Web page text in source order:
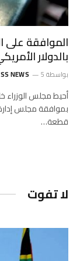
الموافقة على
بالدولار
بواسطة NEWS 5 يوليو، 2023
أحيط مجلس الوزراء
بموافقة مجلس
قطعة…
لا تفوت